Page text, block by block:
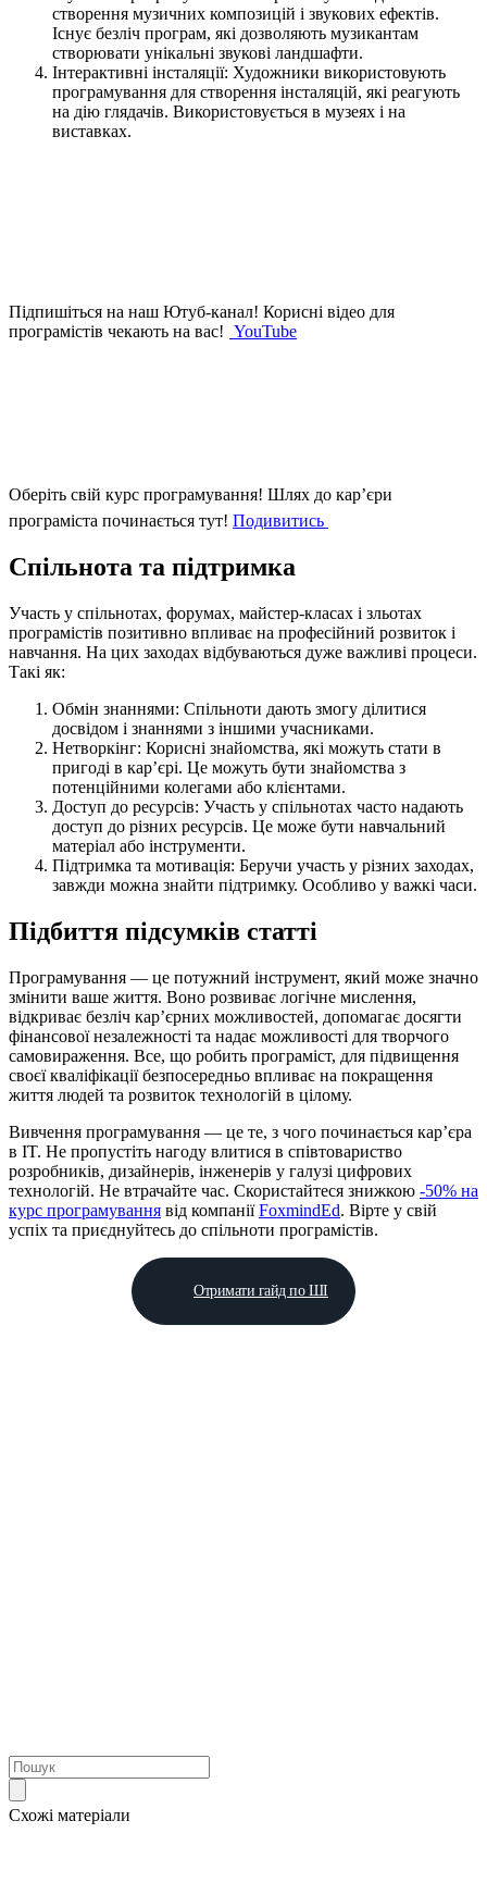
створення музичних композицій і звукових ефектів.
Існує безліч програм, які дозволяють музикантам
створювати унікальні звукові ландшафти.
Інтерактивні інсталяції: Художники використовують
програмування для створення інсталяцій, які реагують
на дію глядачів. Використовується в музеях і на
виставках.
Підпишіться на наш Ютуб-канал! Корисні відео для
програмістів чекають на вас! YouTube
Оберіть свій курс програмування! Шлях до кар’єри
програміста починається тут! Подивитись
Спільнота та підтримка
Участь у спільнотах, форумах, майстер-класах і зльотах
програмістів позитивно впливає на професійний розвиток і
навчання. На цих заходах відбуваються дуже важливі процеси.
Такі як:
Обмін знаннями: Спільноти дають змогу ділитися
досвідом і знаннями з іншими учасниками.
Нетворкінг: Корисні знайомства, які можуть стати в
пригоді в кар’єрі. Це можуть бути знайомства з
потенційними колегами або клієнтами.
Доступ до ресурсів: Участь у спільнотах часто надають
доступ до різних ресурсів. Це може бути навчальний
матеріал або інструменти.
Підтримка та мотивація: Беручи участь у різних заходах,
завжди можна знайти підтримку. Особливо у важкі часи.
Підбиття підсумків статті
Програмування — це потужний інструмент, який може значно
змінити ваше життя. Воно розвиває логічне мислення,
відкриває безліч кар’єрних можливостей, допомагає досягти
фінансової незалежності та надає можливості для творчого
самовираження. Все, що робить програміст, для підвищення
своєї кваліфікації безпосередньо впливає на покращення
життя людей та розвиток технологій в цілому.
Вивчення програмування — це те, з чого починається кар’єра
в IT. Не пропустіть нагоду влитися в співтовариство
розробників, дизайнерів, інженерів у галузі цифрових
технологій. Не втрачайте час. Скористайтеся знижкою -50% на
курс програмування від компаніїFoxmindEd. Вірте у свій
успіх та приєднуйтесь до спільноти програмістів.
Отримати гайд по ШІ
Схожі матеріали